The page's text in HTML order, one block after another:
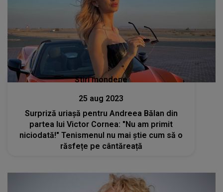
Stiri mondene
25 aug 2023
Surpriză uriașă pentru Andreea Bălan din
partea lui Victor Cornea: "Nu am primit
niciodată!" Tenismenul nu mai știe cum să o
răsfețe pe cântăreață